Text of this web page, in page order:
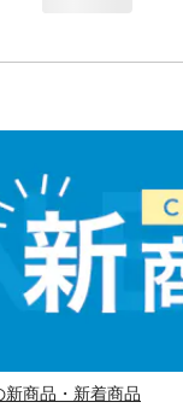
新商品・新着商品